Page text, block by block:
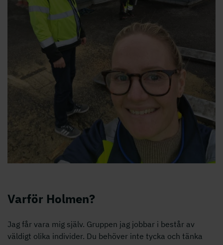
Varför Holmen?
Jag får vara mig själv. Gruppen jag jobbar i består av
väldigt olika individer. Du behöver inte tycka och tänka